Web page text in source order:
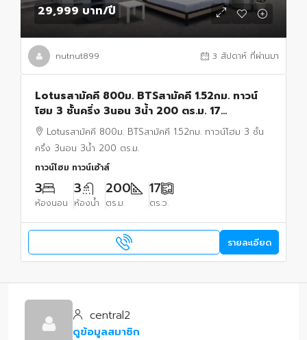
29,999 บาท/ปี
nutnut899 3 สัปดาห์ ที่ผ่านมา
Lotusสามัคคี 800ม. BTSสามัคคี 1.52กม. ทาวน์
โฮม 3 ชั้นครึ่ง 3นอน 3น้ำ 200 ตร.ม. 17
ตร.วา.พร้อมเฟอร์ฯครบ แจ้งวัฒนะ MYIS 850 ม.
Lotusสามัคคี 800ม. BTSสามัคคี 1.52กม. ทาวน์โฮม 3 ชั้น
ครึ่ง 3นอน 3น้ำ 200 ตร.ม.
ทาวน์โฮม ทาวน์เฮ้าส์
3
ห้องนอน
3
ห้องน้ำ
200
ตร.ม.
17
ตร.ว.
รายละเอียด
central2
ดูข้อมูลสมาชิก